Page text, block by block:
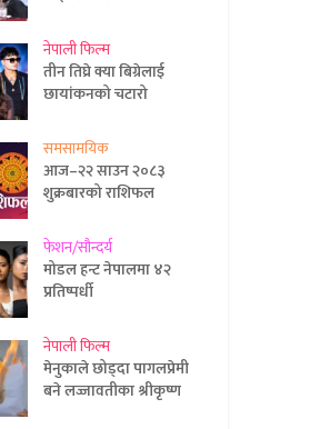
नेपाली फिल्म
तीन तिघ्रे क्या बिग्रेलाई
छायांकनको चटारो
समसामयिक
आज–२२ साउन २०८३
शुक्रबारको राशिफल
फेशन/सौन्दर्य
मोडल हन्ट नेपालमा ४२
प्रतिष्पर्धी
नेपाली फिल्म
मेनुकाले छोड्दा पागलप्रेमी
बने लज्जावतीका श्रीकृष्ण